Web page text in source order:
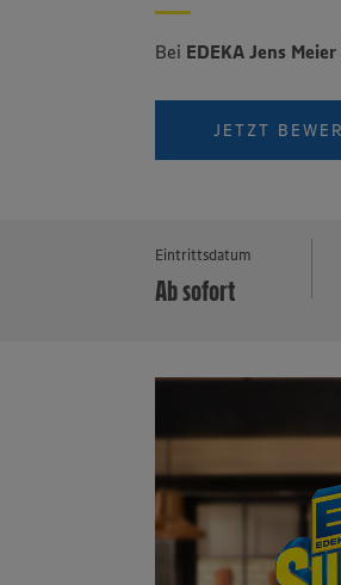
Bei EDEKA Jens Meier
JETZT
Eintrittsdatum
Ab sofort